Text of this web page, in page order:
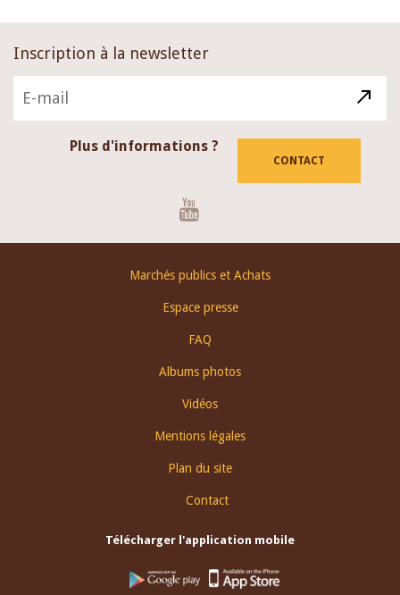
Inscription à la newsletter
Plus d'informations ?
CONTACT
Marchés publics et Achats
Espace presse
FAQ
Albums photos
Vidéos
Mentions légales
Plan du site
Contact
Télécharger l'application mobile